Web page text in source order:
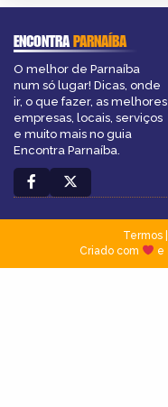
ENCONTRAPARNAÍBA
O melhor de Parnaíba
num só lugar! Dicas, onde
ir, o que fazer, as melhores
empresas, locais, serviços
e muito mais no guia
Encontra Parnaíba.
Termos|
Criado com
e